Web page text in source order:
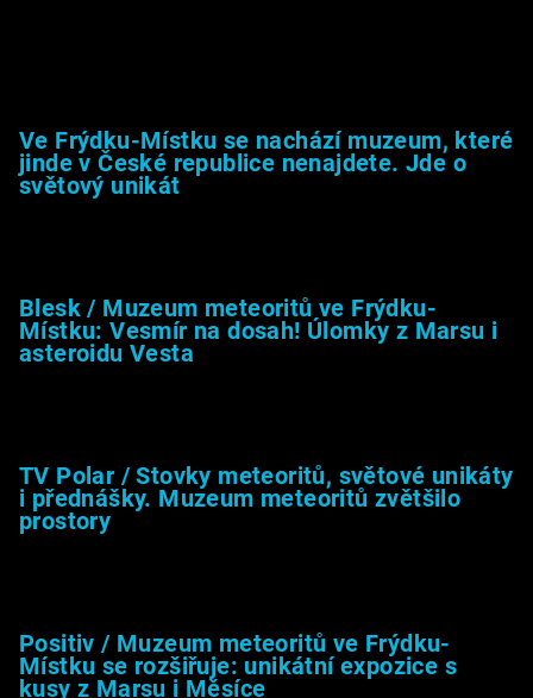
Ve Frýdku-Místku se nachází muzeum, které
jinde v České republice nenajdete. Jde o
světový unikát
Blesk / Muzeum meteoritů ve Frýdku-
Místku: Vesmír na dosah! Úlomky z Marsu i
asteroidu Vesta
TV Polar / Stovky meteoritů, světové unikáty
i přednášky. Muzeum meteoritů zvětšilo
prostory
Positiv / Muzeum meteoritů ve Frýdku-
Místku se rozšiřuje: unikátní expozice s
kusy z Marsu i Měsíce